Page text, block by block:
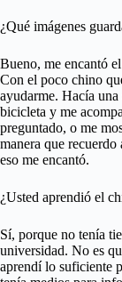
¿Qué imágenes
Bueno, me encantó
Con el poco chino
ayudarme. Hacía
bicicleta y me
preguntado, o me
manera que
eso me encantó.
¿Usted aprendió el
Sí, porque no tenía
universidad. No es
aprendí lo suficiente